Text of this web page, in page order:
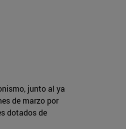
junto al ya
de marzo por
dotados de